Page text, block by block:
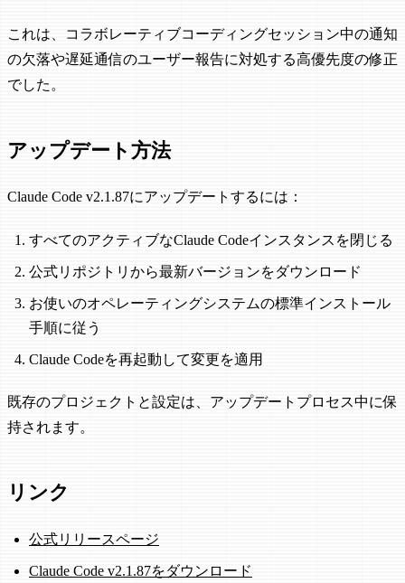
これは、コラボレーティブコーディングセッション中の通知
の欠落や遅延通信のユーザー報告に対処する高優先度の修正
でした。
アップデート方法
Claude Code v2.1.87にアップデートするには：
すべてのアクティブなClaude Codeインスタンスを閉じる
公式リポジトリから最新バージョンをダウンロード
お使いのオペレーティングシステムの標準インストール
手順に従う
Claude Codeを再起動して変更を適用
既存のプロジェクトと設定は、アップデートプロセス中に保
持されます。
リンク
公式リリースページ
Claude Code v2.1.87をダウンロード